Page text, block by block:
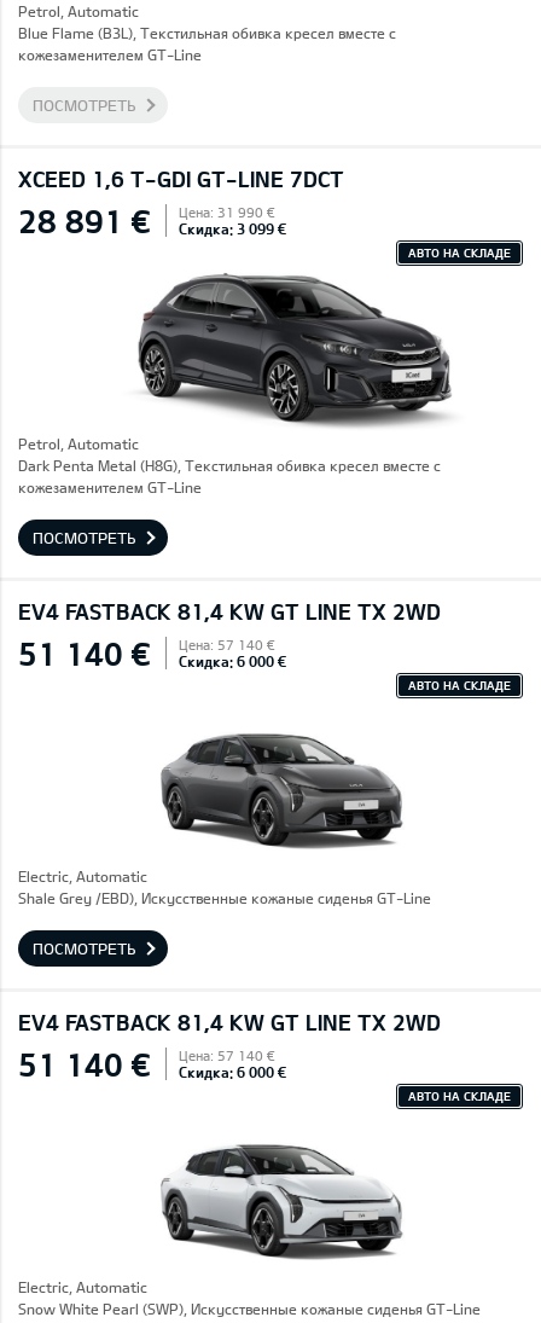
Petrol, Automatic
Blue Flame (B3L), Текстильная обивка кресел вместе с
кожезаменителем GT-Line
ПОСМОТРЕТЬ
XCEED 1,6 T-GDI GT-LINE 7DCT
28 891 € Цена: 31 990 €
Скидка: 3 099 €
АВТО НА СКЛАДЕ
Petrol, Automatic
Dark Penta Metal (H8G), Текстильная обивка кресел вместе с
кожезаменителем GT-Line
ПОСМОТРЕТЬ
EV4 FASTBACK 81,4 KW GT LINE TX 2WD
51 140 € Цена: 57 140 €
Скидка: 6 000 €
АВТО НА СКЛАДЕ
Electric, Automatic
Shale Grey /EBD), Искусственные кожаные сиденья GT-Line
ПОСМОТРЕТЬ
EV4 FASTBACK 81,4 KW GT LINE TX 2WD
51 140 € Цена: 57 140 €
Скидка: 6 000 €
АВТО НА СКЛАДЕ
Electric, Automatic
Snow White Pearl (SWP), Искусственные кожаные сиденья GT-Line